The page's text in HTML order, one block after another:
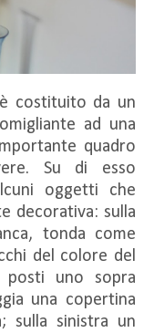
costituito da un
ad una
quadro
Su di esso
oggetti che
decorativa: sulla
tonda come
del colore del
uno sopra
una copertina
sulla sinistra un